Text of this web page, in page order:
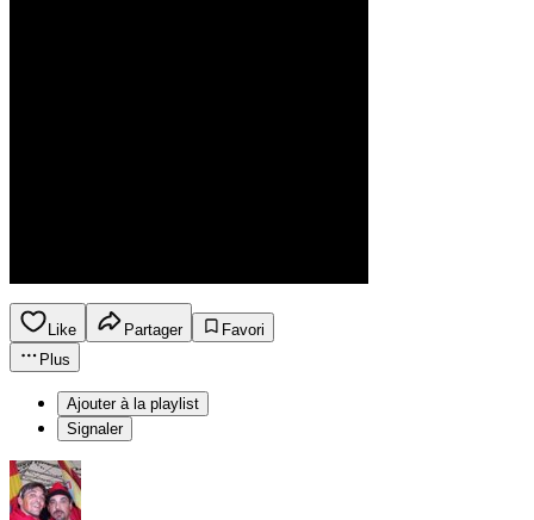
Like Partager
Favori
Plus
Ajouter à la playlist
Signaler